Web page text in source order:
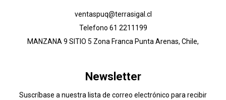
ventaspuq@terrasigal.cl
Telefono 61 2211199
MANZANA 9 SITIO 5 Zona Franca Punta Arenas, Chile,
Newsletter
Suscríbase a nuestra lista de correo electrónico para recibir